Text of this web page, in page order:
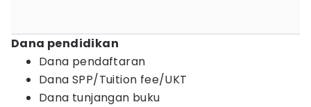
Dana pendidikan
Dana pendaftaran
Dana SPP/Tuition fee/UKT
Dana tunjangan buku